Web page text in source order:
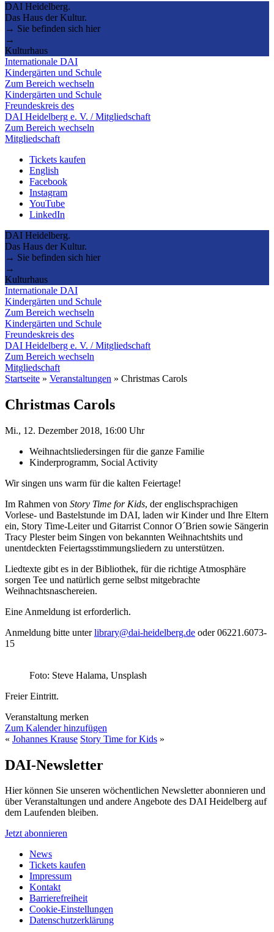
DAI Heidelberg.
Das Haus der Kultur.
→ Sie befinden sich hier
→
Kulturhaus
Internationale DAI
Kindergärten und Schule
Zum Bereich wechseln
Kindergärten und Schule
Freundeskreis des
DAI Heidelberg e. V. / Mitgliedschaft
Zum Bereich wechseln
Mitgliedschaft
Tickets kaufen
English
Facebook
Instagram
YouTube
LinkedIn
DAI Heidelberg.
Das Haus der Kultur.
→ Sie befinden sich hier
→
Kulturhaus
Internationale DAI
Kindergärten und Schule
Zum Bereich wechseln
Kindergärten und Schule
Freundeskreis des
DAI Heidelberg e. V. / Mitgliedschaft
Zum Bereich wechseln
Mitgliedschaft
Startseite » Veranstaltungen » Christmas Carols
Christmas Carols
Mi., 12. Dezember 2018, 16:00 Uhr
Weihnachtsliedersingen für die ganze Familie
Kinderprogramm, Social Activity
Wir singen uns warm für die kalten Feiertage!
Im Rahmen von Story Time for Kids, der englischsprachigen
Vorlese- und Bastelstunde im DAI, laden wir Kinder und Ihre Eltern
ein, Story Time-Leiter und Gitarrist Connor O´Brien sowie Sängerin
Tracy Plester beim Singen von bekannten Weihnachtshits und
unentdeckten Feiertagsstimmungsliedern zu unterstützen.
Liedtexte gibt es in der Bibliothek, für die richtige Atmosphäre
sorgen Tee und natürlich gerne selbst mitgebrachte
Weihnachtsnaschereien.
Eine Anmeldung ist erforderlich.
Anmeldung bitte unterlibrary@dai-heidelberg.de oder 06221.6073-
15
Foto: Steve Halama, Unsplash
Freier Eintritt.
Veranstaltung merken
Zum Kalender hinzufügen
« Johannes Krause Story Time for Kids »
DAI-Newsletter
Hier können Sie unseren wöchentlichen Newsletter abonnieren und
über Veranstaltungen und andere Angebote des DAI Heidelberg auf
dem Laufenden bleiben.
Jetzt abonnieren
News
Tickets kaufen
Impressum
Kontakt
Barrierefreiheit
Cookie-Einstellungen
Datenschutzerklärung